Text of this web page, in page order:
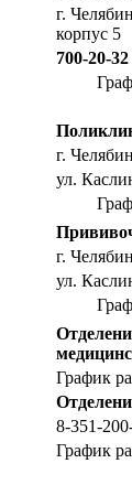
г.
корпус 5
700-20-32
г.
ул.
г.
ул.
График
8-351-
График